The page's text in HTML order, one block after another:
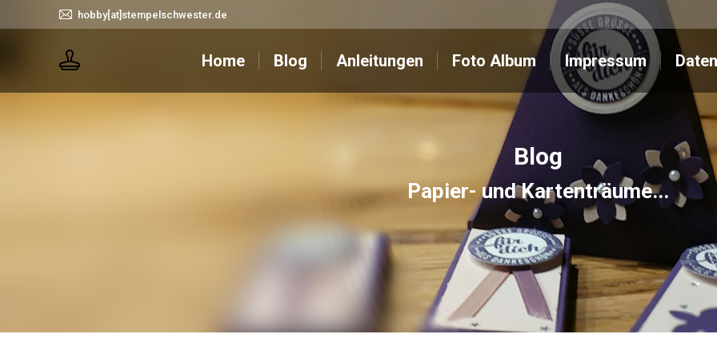
hobby[at]stempelschwester.de
Home Blog Anleitungen Foto Album Impressum
Blog
Papier- und Kartenträume...
Home Blog Anleitungen Foto Album Impressum